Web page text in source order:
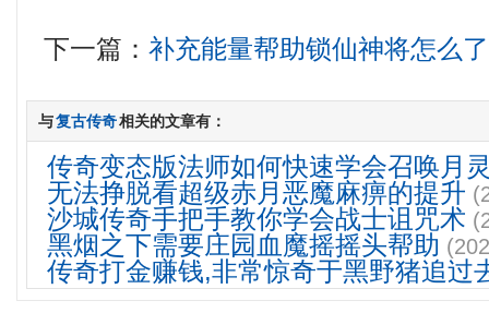
下一篇：补充能量帮助锁仙神将怎么
与复古传奇相关的文章有：
传奇变态版法师如何快速学会召唤月
无法挣脱看超级赤月恶魔麻痹的提升
沙城传奇手把手教你学会战士诅咒术
黑烟之下需要庄园血魔摇摇头帮助
传奇打金赚钱,非常惊奇于黑野猪追过